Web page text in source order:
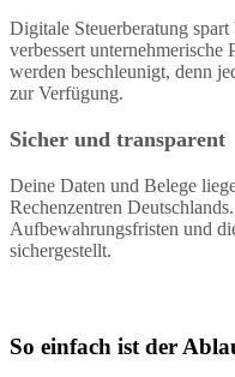
Digitale Steuerberatung
verbessert unternehmerische
werden beschleunigt, denn
zur Verfügung.
Sicher und transparent
Deine Daten und Belege
Rechenzentren
Aufbewahrungsfristen und
sichergestellt.
So einfach ist der